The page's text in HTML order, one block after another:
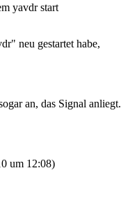
yavdr start
neu gestartet habe,
an, das Signal anliegt.
um 12:08)